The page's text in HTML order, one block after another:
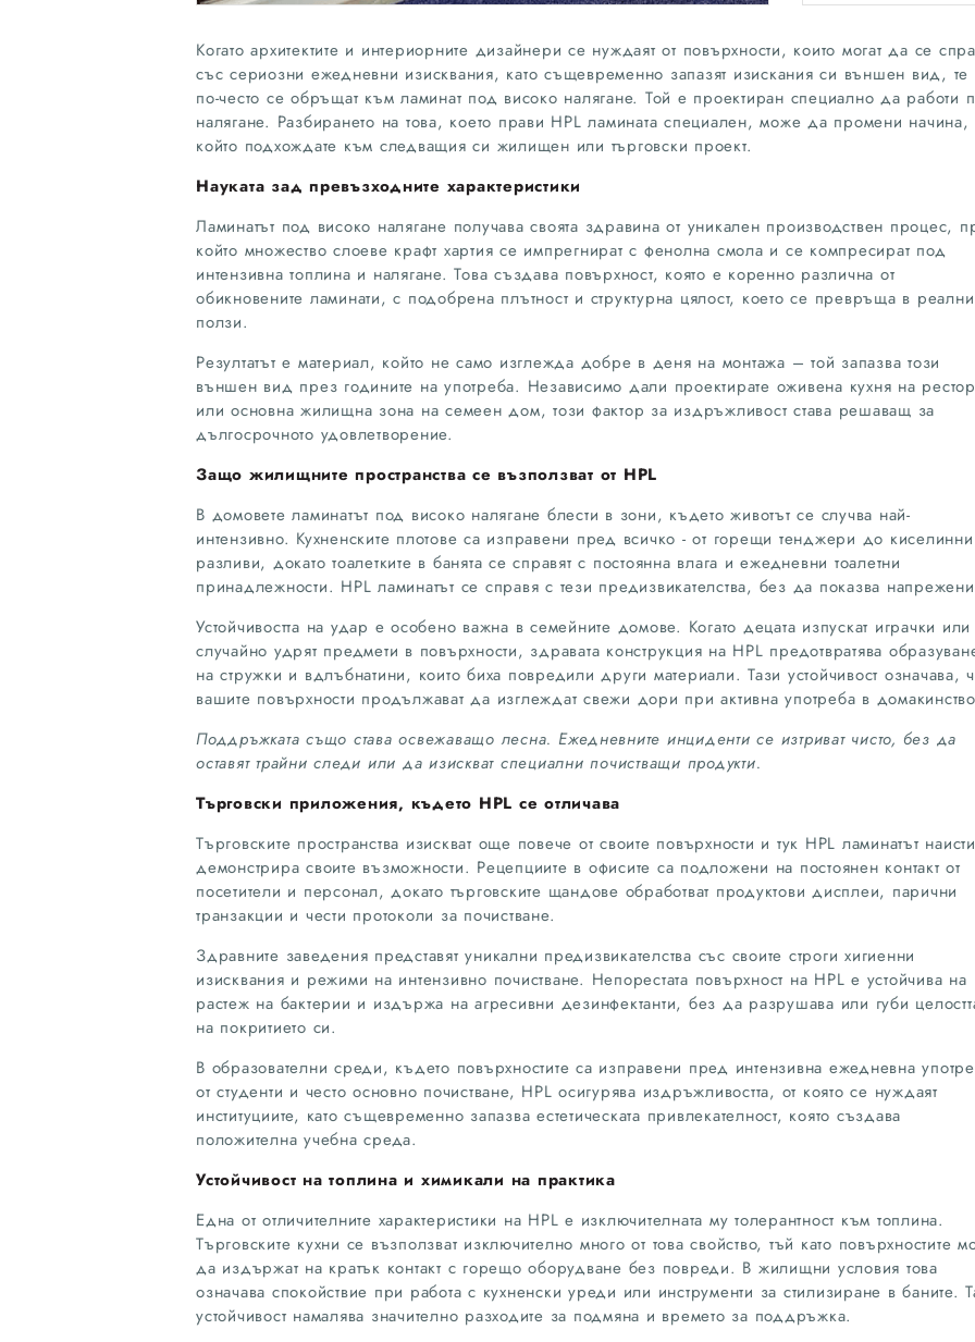
Когато архитектите и интериорните дизайнери се нуждаят от повърхности, които могат да се
със сериозни ежедневни изисквания, като същевременно запазят изискания си външен вид, те
по-често се обръщат към ламинат под високо налягане. Той е проектиран специално да работи
налягане. Разбирането на това, което прави HPL ламината специален, може да промени начина,
който подхождате към следващия си жилищен или търговски проект.
Науката зад превъзходните характеристики
Ламинатът под високо налягане получава своята здравина от уникален производствен процес,
който множество слоеве крафт хартия се импрегнират с фенолна смола и се компресират под
интензивна топлина и налягане. Това създава повърхност, която е коренно различна от
обикновените ламинати, с подобрена плътност и структурна цялост, което се превръща в реални
ползи.
Резултатът е материал, който не само изглежда добре в деня на монтажа – той запазва този
външен вид през годините на употреба. Независимо дали проектирате оживена кухня на
или основна жилищна зона на семеен дом, този фактор за издръжливост става решаващ за
дългосрочното удовлетворение.
Защо жилищните пространства се възползват от HPL
В домовете ламинатът под високо налягане блести в зони, където животът се случва най-
интензивно. Кухненските плотове са изправени пред всичко - от горещи тенджери до киселинни
разливи, докато тоалетките в банята се справят с постоянна влага и ежедневни тоалетни
принадлежности. HPL ламинатът се справя с тези предизвикателства, без да показва
Устойчивостта на удар е особено важна в семейните домове. Когато децата изпускат играчки или
случайно удрят предмети в повърхности, здравата конструкция на HPL предотвратява
на стружки и вдлъбнатини, които биха повредили други материали. Тази устойчивост означава,
вашите повърхности продължават да изглеждат свежи дори при активна употреба в
Поддръжката също става освежаващо лесна. Ежедневните инциденти се изтриват чисто, без да
оставят трайни следи или да изискват специални почистващи продукти.
Търговски приложения, където HPL се отличава
Търговските пространства изискват още повече от своите повърхности и тук HPL ламинатът
демонстрира своите възможности. Рецепциите в офисите са подложени на постоянен контакт от
посетители и персонал, докато търговските щандове обработват продуктови дисплеи, парични
транзакции и чести протоколи за почистване.
Здравните заведения представят уникални предизвикателства със своите строги хигиенни
изисквания и режими на интензивно почистване. Непорестата повърхност на HPL е устойчива на
растеж на бактерии и издържа на агресивни дезинфектанти, без да разрушава или губи
на покритието си.
В образователни среди, където повърхностите са изправени пред интензивна ежедневна
от студенти и често основно почистване, HPL осигурява издръжливостта, от която се нуждаят
институциите, като същевременно запазва естетическата привлекателност, която създава
положителна учебна среда.
Устойчивост на топлина и химикали на практика
Една от отличителните характеристики на HPL е изключителната му толерантност към топлина.
Търговските кухни се възползват изключително много от това свойство, тъй като повърхностите
да издържат на кратък контакт с горещо оборудване без повреди. В жилищни условия това
означава спокойствие при работа с кухненски уреди или инструменти за стилизиране в баните.
устойчивост намалява значително разходите за подмяна и времето за поддръжка.